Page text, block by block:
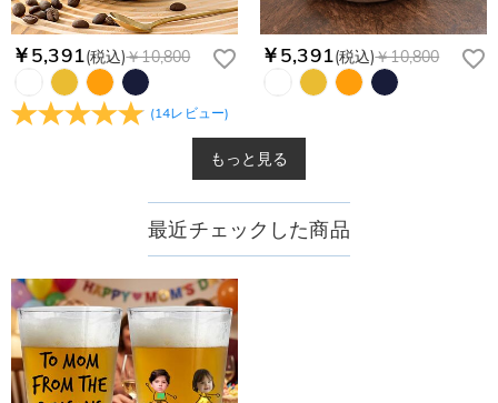
￥5,391(税込)￥10,800
(14レビュー)
￥5,391(税込)￥10,800
もっと見る
最近チェックした商品